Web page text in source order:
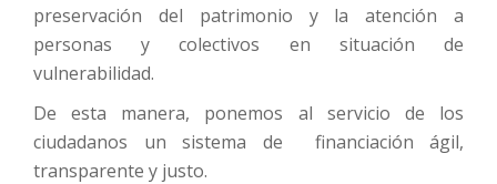
preservación del patrimonio y la atención a
personas y colectivos en situación de
vulnerabilidad.
De esta manera, ponemos al servicio de los
ciudadanos un sistema de financiación ágil,
transparente y justo.